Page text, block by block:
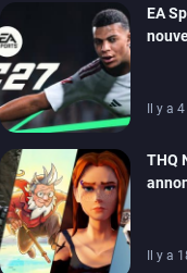
EA
Il y a
THQ
Il y a